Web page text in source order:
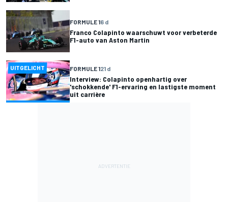
FORMULE 16 d
Franco Colapinto waarschuwt voor verbeterde
F1-auto van Aston Martin
UITGELICHT FORMULE 121 d
Interview: Colapinto openhartig over
'schokkende' F1-ervaring en lastigste moment
uit carrière